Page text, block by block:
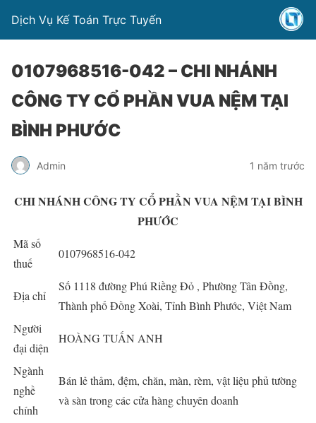
Dịch Vụ Kế Toán Trực Tuyến
0107968516-042 – CHI NHÁNH
CÔNG TY CỔ PHẦN VUA NỆM TẠI
BÌNH PHƯỚC
Admin 1 năm trước
CHI NHÁNH CÔNG TY CỔ PHẦN VUA NỆM TẠI BÌNH
PHƯỚC
Mã số
thuế
0107968516-042
Địa chỉ
Số 1118 đường Phú Riềng Đỏ , Phường Tân Đồng,
Thành phố Đồng Xoài, Tỉnh Bình Phước, Việt Nam
Người
đại diện
HOÀNG TUẤN ANH
Ngành
nghề
chính
Bán lẻ thảm, đệm, chăn, màn, rèm, vật liệu phủ tường
và sàn trong các cửa hàng chuyên doanh